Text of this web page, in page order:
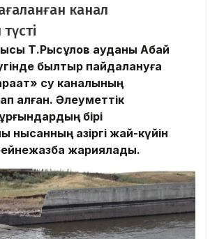
канал
Т.Рысқұлов ауданы Абай
былтыр пайдалануға
су каналының
қалған. Әлеуметтік
бірі
нысанның қазіргі жай-күйін
жариялады.